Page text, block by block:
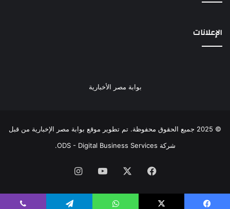
الإعلانات
بوابة مصر الأخبارية
© 2025 جميع الحقوق محفوظة. تم تطوير موقع بوابة مصر الإخبارية من قبل
شركة ODS - Digital Business Services
.
فيسبوك ‫YouTubeانستقرام